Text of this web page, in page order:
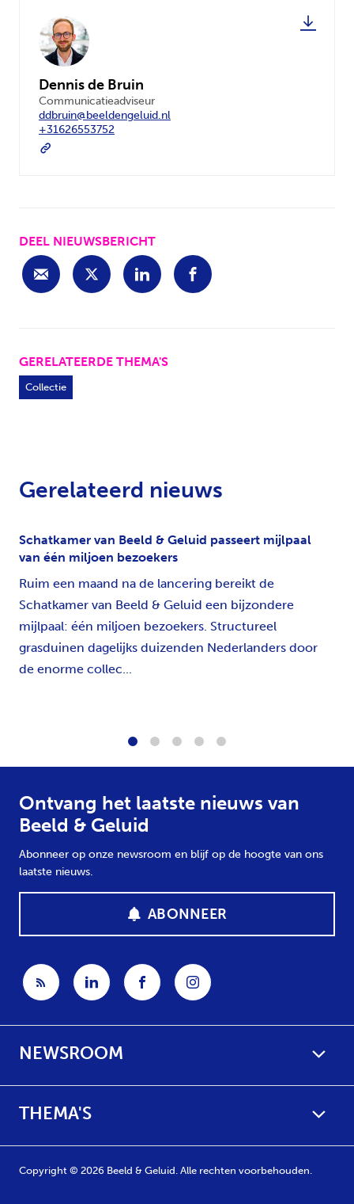
Dennis de Bruin
Communicatieadviseur
ddbruin@beeldengeluid.nl
+31626553752
DEEL NIEUWSBERICHT
GERELATEERDE THEMA'S
Collectie
Gerelateerd nieuws
Schatkamer van Beeld & Geluid passeert mijlpaal
van één miljoen bezoekers
Ruim een maand na de lancering bereikt de
Schatkamer van Beeld & Geluid een bijzondere
mijlpaal: één miljoen bezoekers. Structureel
grasduinen dagelijks duizenden Nederlanders door
de enorme collec...
Ontvang het laatste nieuws van
Beeld & Geluid
Abonneer op onze newsroom en blijf op de hoogte van ons
laatste nieuws.
ABONNEER
NEWSROOM
THEMA'S
Copyright © 2026 Beeld & Geluid. Alle rechten voorbehouden.